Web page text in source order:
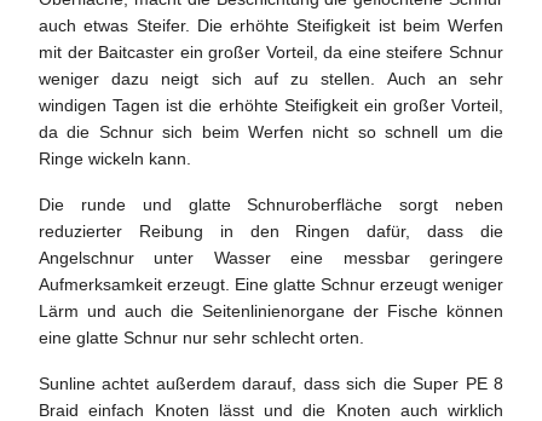
auch etwas Steifer. Die erhöhte Steifigkeit ist beim Werfen
mit der Baitcaster ein großer Vorteil, da eine steifere Schnur
weniger dazu neigt sich auf zu stellen. Auch an sehr
windigen Tagen ist die erhöhte Steifigkeit ein großer Vorteil,
da die Schnur sich beim Werfen nicht so schnell um die
Ringe wickeln kann.
Die runde und glatte Schnuroberfläche sorgt neben
reduzierter Reibung in den Ringen dafür, dass die
Angelschnur unter Wasser eine messbar geringere
Aufmerksamkeit erzeugt. Eine glatte Schnur erzeugt weniger
Lärm und auch die Seitenlinienorgane der Fische können
eine glatte Schnur nur sehr schlecht orten.
Sunline achtet außerdem darauf, dass sich die Super PE 8
Braid einfach Knoten lässt und die Knoten auch wirklich